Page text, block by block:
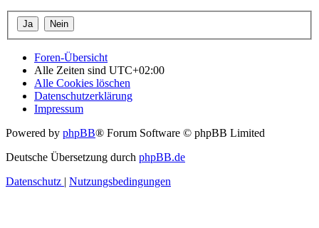
Foren-Übersicht
Alle Zeiten sind UTC+02:00
Alle Cookies löschen
Datenschutzerklärung
Impressum
Powered by phpBB® Forum Software © phpBB Limited
Deutsche Übersetzung durch phpBB.de
Datenschutz | Nutzungsbedingungen